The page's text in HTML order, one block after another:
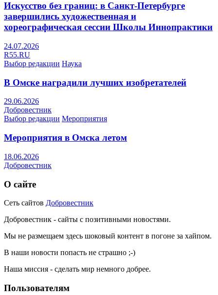
Искусство без границ: в Санкт-Петербурге
завершились художественная и
хореографическая сессии Школы Иннопрактики
24.07.2026
R55.RU
Выбор редакции Наука
В Омске наградили лучших изобретателей
29.06.2026
Добровестник
Выбор редакции Мероприятия
Мероприятия в Омска летом
18.06.2026
Добровестник
О сайте
Сеть сайтов Добровестник
Добровестник - сайты с позитивными новостями.
Мы не размещаем здесь шоковый контент в погоне за хайпом.
В наши новости попасть не страшно ;-)
Наша миссия - сделать мир немного добрее.
Пользователям